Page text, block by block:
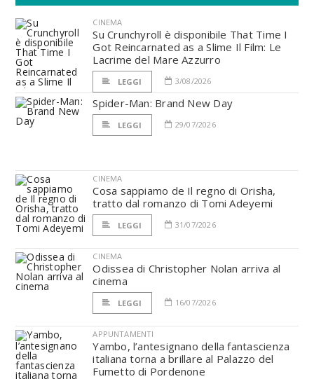
CINEMA
Su Crunchyroll è disponibile That Time I
Got Reincarnated as a Slime Il Film: Le
Lacrime del Mare Azzurro
LEGGI 3/08/2026
Spider-Man: Brand New Day
LEGGI 29/07/2026
CINEMA
Cosa sappiamo de Il regno di Orisha,
tratto dal romanzo di Tomi Adeyemi
LEGGI 31/07/2026
CINEMA
Odissea di Christopher Nolan arriva al
cinema
LEGGI 16/07/2026
APPUNTAMENTI
Yambo, l’antesignano della fantascienza
italiana torna a brillare al Palazzo del
Fumetto di Pordenone